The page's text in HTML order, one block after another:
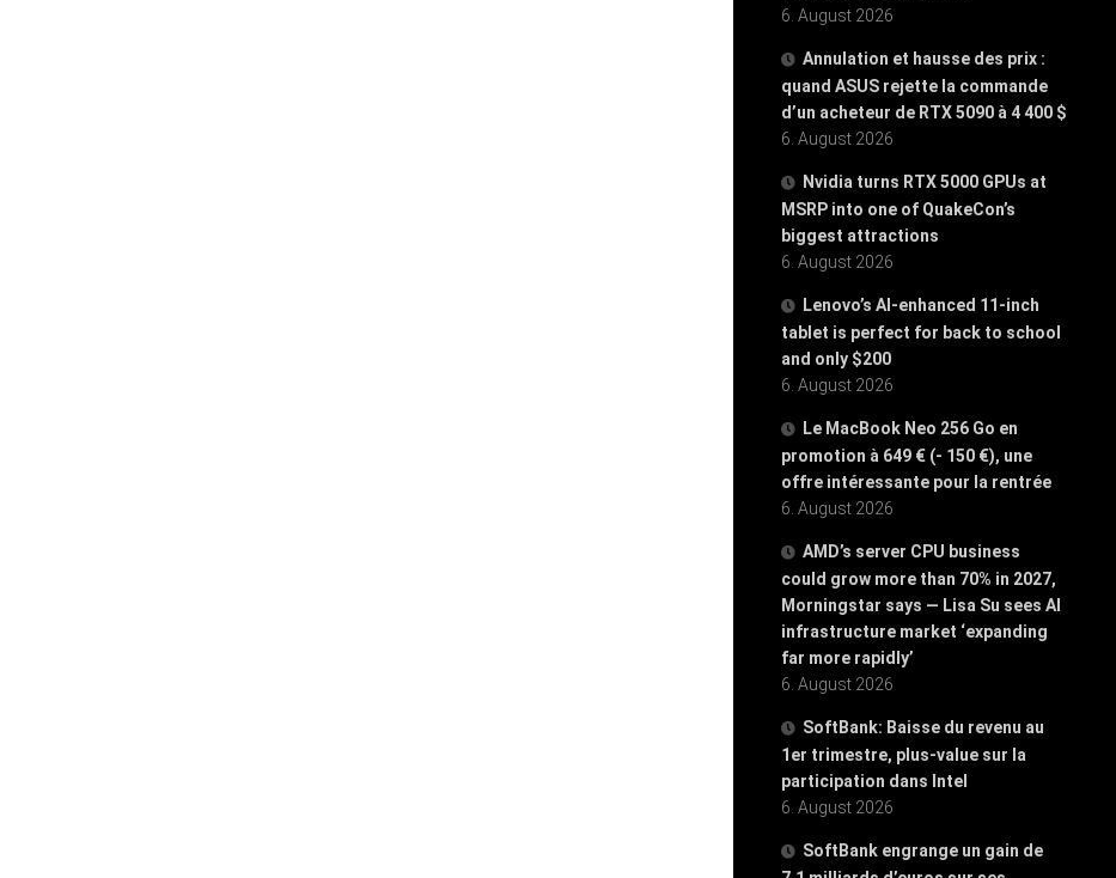
6. August 2026
Annulation et hausse des prix :
quand ASUS rejette la commande
d’un acheteur de RTX 5090 à 4 400 $
6. August 2026
Nvidia turns RTX 5000 GPUs at
MSRP into one of QuakeCon’s
biggest attractions
6. August 2026
Lenovo’s AI-enhanced 11-inch
tablet is perfect for back to school
and only $200
6. August 2026
Le MacBook Neo 256 Go en
promotion à 649 € (- 150 €), une
offre intéressante pour la rentrée
6. August 2026
AMD’s server CPU business
could grow more than 70% in 2027,
Morningstar says — Lisa Su sees AI
infrastructure market ‘expanding
far more rapidly’
6. August 2026
SoftBank: Baisse du revenu au
1er trimestre, plus-value sur la
participation dans Intel
6. August 2026
SoftBank engrange un gain de